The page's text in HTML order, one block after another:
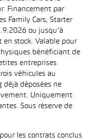
Financement par
Family Cars, Starter
ou jusqu’à
en stock. Valable pour
bénéficiant de
entreprises
véhicules au
déjà déposées ne
Uniquement
Sous réserve de
les contrats conclus